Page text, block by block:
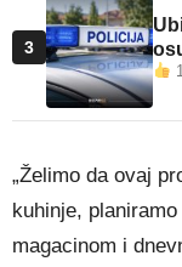
3
„Želimo da ovaj
kuhinje,
magacinom i